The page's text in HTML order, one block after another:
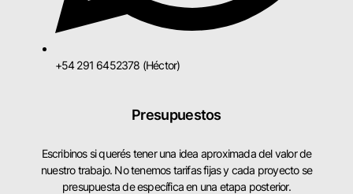
+54 291 6452378 (Héctor)
Presupuestos
Escribinos si querés tener una idea aproximada del valor de
nuestro trabajo. No tenemos tarifas fijas y cada proyecto se
presupuesta de específica en una etapa posterior.